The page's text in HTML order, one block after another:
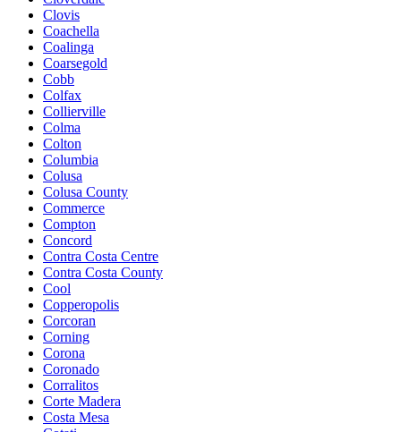
Clovis
Coachella
Coalinga
Coarsegold
Cobb
Colfax
Collierville
Colma
Colton
Columbia
Colusa
Colusa County
Commerce
Compton
Concord
Contra Costa Centre
Contra Costa County
Cool
Copperopolis
Corcoran
Corning
Corona
Coronado
Corralitos
Corte Madera
Costa Mesa